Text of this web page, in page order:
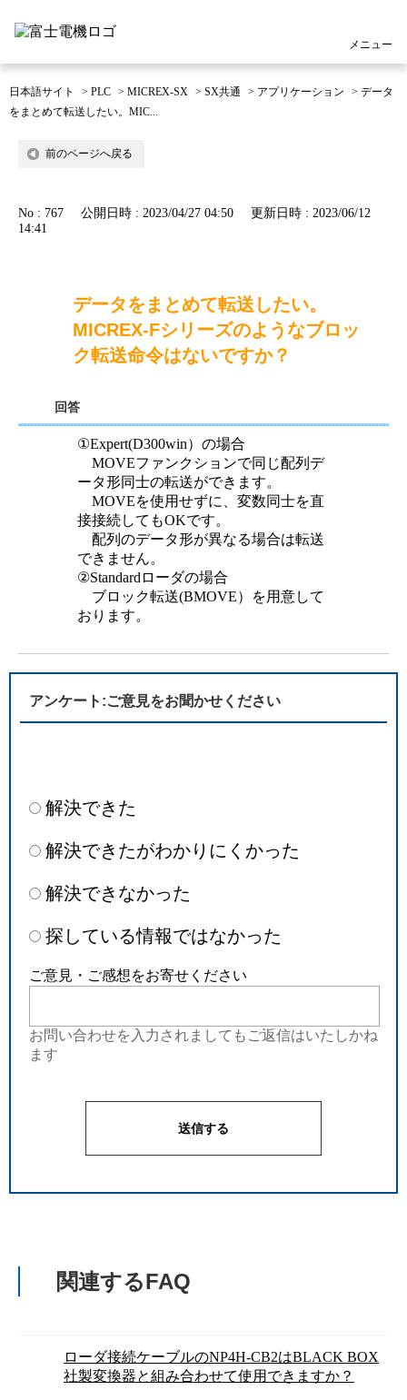
メニュー
日本語サイト > PLC > MICREX-SX > SX共通 > アプリケーション > データ
をまとめて転送したい。MIC...
前のページへ戻る
No : 767 公開日時 : 2023/04/27 04:50
更新日時 : 2023/06/12
14:41
データをまとめて転送したい。
MICREX-Fシリーズのようなブロッ
ク転送命令はないですか？
回答
①Expert(D300win）の場合
MOVEファンクションで同じ配列デ
ータ形同士の転送ができます。
MOVEを使用せずに、変数同士を直
接接続してもOKです。
配列のデータ形が異なる場合は転送
できません。
②Standardローダの場合
ブロック転送(BMOVE）を用意して
おります。
アンケート:ご意見をお聞かせください
解決できた
解決できたがわかりにくかった
解決できなかった
探している情報ではなかった
ご意見・ご感想をお寄せください
お問い合わせを入力されましてもご返信はいたしかね
ます
関連するFAQ
ローダ接続ケーブルのNP4H-CB2はBLACK BOX
社製変換器と組み合わせて使用できますか？